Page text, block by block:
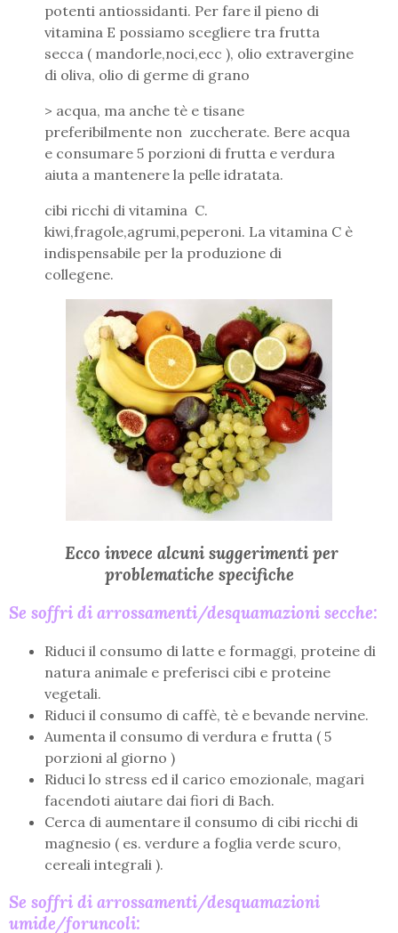
potenti antiossidanti. Per fare il pieno di
vitamina E possiamo scegliere tra frutta
secca ( mandorle,noci,ecc ), olio extravergine
di oliva, olio di germe di grano
> acqua, ma anche tè e tisane
preferibilmente non zuccherate. Bere acqua
e consumare 5 porzioni di frutta e verdura
aiuta a mantenere la pelle idratata.
cibi ricchi di vitamina C.
kiwi,fragole,agrumi,peperoni. La vitamina C è
indispensabile per la produzione di
collegene.
Ecco invece alcuni suggerimenti per
problematiche specifiche
Se soffri di arrossamenti/desquamazioni secche:
Riduci il consumo di latte e formaggi, proteine di
natura animale e preferisci cibi e proteine
vegetali.
Riduci il consumo di caffè, tè e bevande nervine.
Aumenta il consumo di verdura e frutta ( 5
porzioni al giorno )
Riduci lo stress ed il carico emozionale, magari
facendoti aiutare dai fiori di Bach.
Cerca di aumentare il consumo di cibi ricchi di
magnesio ( es. verdure a foglia verde scuro,
cereali integrali ).
Se soffri di arrossamenti/desquamazioni
umide/foruncoli: